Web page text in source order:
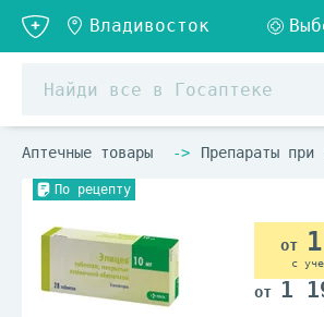
Аптечные товары Препараты при
По рецепту
с
1